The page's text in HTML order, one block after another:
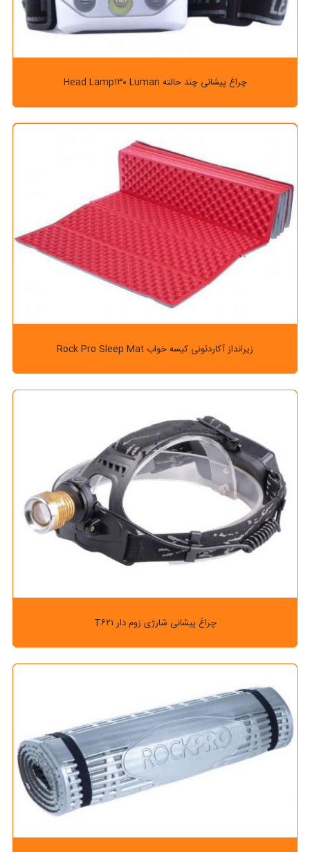
چراغ پیشانی چند حالته Head Lamp۱۳۰ Luman
زیرانداز آکاردئونی کیسه خواب Rock Pro Sleep Mat
چراغ پیشانی شارژی زوم دار T۶۲۱